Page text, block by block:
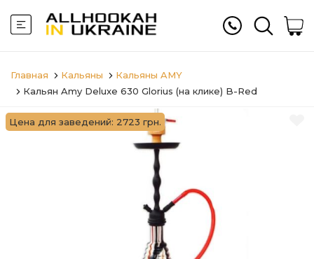
Главная Кальяны
Кальяны AMY
Кальян Amy Deluxe 630 Glorius (на клике) B-Red
Цена для заведений: 2723 грн.